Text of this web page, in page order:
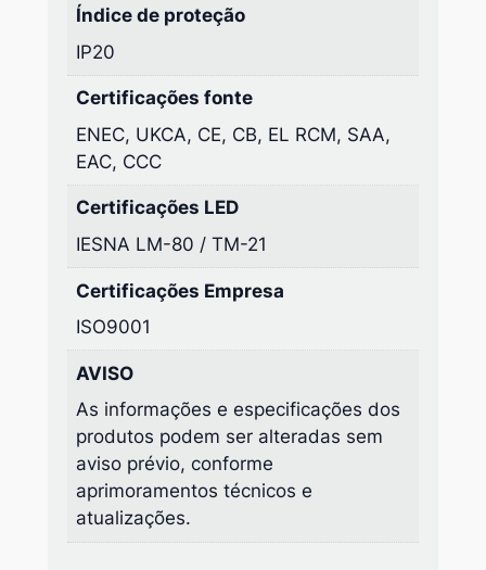
Índice de proteção
IP20
Certificações fonte
ENEC, UKCA, CE, CB, EL RCM, SAA,
EAC, CCC
Certificações LED
IESNA LM-80 / TM-21
Certificações Empresa
ISO9001
AVISO
As informações e especificações dos
produtos podem ser alteradas sem
aviso prévio, conforme
aprimoramentos técnicos e
atualizações.